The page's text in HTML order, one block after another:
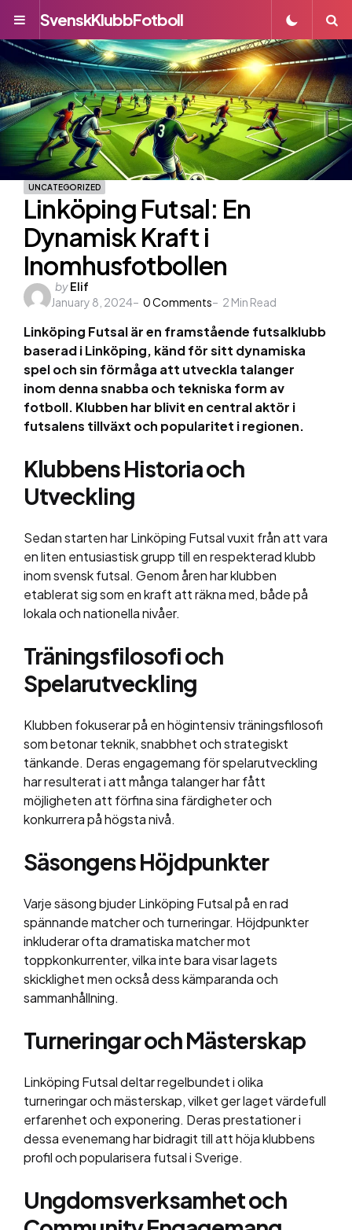
Menu
SvenskKlubbFotboll
UNCATEGORIZED
Linköping Futsal: En
Dynamisk Kraft i
Inomhusfotbollen
Posted
by
byElif
January 8, 2024
0Comments 2 Min Read
Linköping Futsal är en framstående futsalklubb
baserad i Linköping, känd för sitt dynamiska
spel och sin förmåga att utveckla talanger
inom denna snabba och tekniska form av
fotboll. Klubben har blivit en central aktör i
futsalens tillväxt och popularitet i regionen.
Klubbens Historia och
Utveckling
Sedan starten har Linköping Futsal vuxit från att vara
en liten entusiastisk grupp till en respekterad klubb
inom svensk futsal. Genom åren har klubben
etablerat sig som en kraft att räkna med, både på
lokala och nationella nivåer.
Träningsfilosofi och
Spelarutveckling
Klubben fokuserar på en högintensiv träningsfilosofi
som betonar teknik, snabbhet och strategiskt
tänkande. Deras engagemang för spelarutveckling
har resulterat i att många talanger har fått
möjligheten att förfina sina färdigheter och
konkurrera på högsta nivå.
Säsongens Höjdpunkter
Varje säsong bjuder Linköping Futsal på en rad
spännande matcher och turneringar. Höjdpunkter
inkluderar ofta dramatiska matcher mot
toppkonkurrenter, vilka inte bara visar lagets
skicklighet men också dess kämparanda och
sammanhållning.
Turneringar och Mästerskap
Linköping Futsal deltar regelbundet i olika
turneringar och mästerskap, vilket ger laget värdefull
erfarenhet och exponering. Deras prestationer i
dessa evenemang har bidragit till att höja klubbens
profil och popularisera futsal i Sverige.
Ungdomsverksamhet och